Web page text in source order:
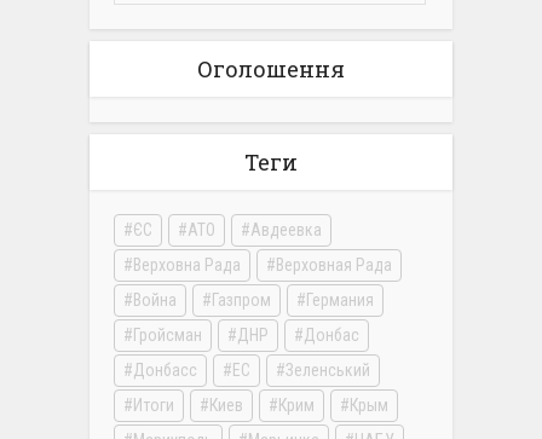
Оголошення
Теги
ЄС АТО
Авдеевка
Верховна Рада
Верховная Рада
Война
Газпром
Германия
Гройсман
ДНР
Донбас
Донбасс
ЕС
Зеленський
Итоги
Киев Крим
Крым